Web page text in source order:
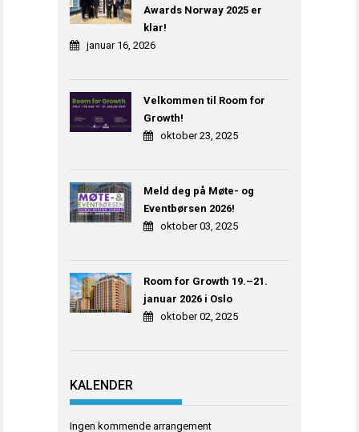
Awards Norway 2025 er
klar!
januar 16, 2026
Velkommen til Room for
Growth!
oktober 23, 2025
Meld deg på Møte- og
Eventbørsen 2026!
oktober 03, 2025
Room for Growth 19.–21.
januar 2026 i Oslo
oktober 02, 2025
KALENDER
Ingen kommende arrangement